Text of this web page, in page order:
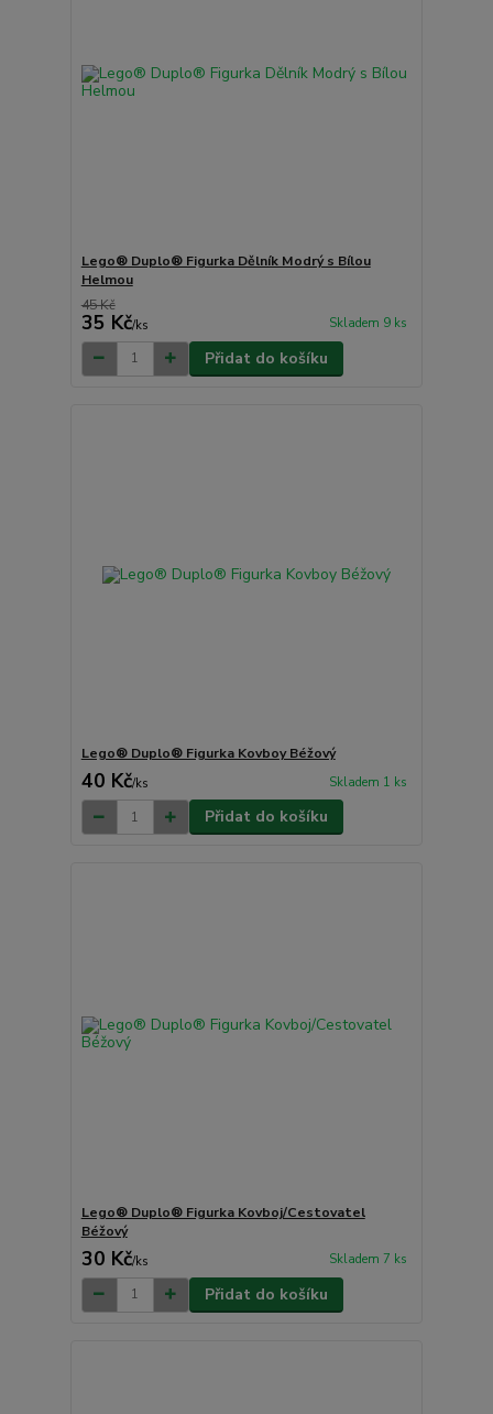
Lego® Duplo® Figurka Dělník Modrý s Bílou
Helmou
45 Kč
35 Kč/ks Skladem 9 ks
Přidat do košíku
Lego® Duplo® Figurka Kovboy Béžový
40 Kč/ks Skladem 1 ks
Přidat do košíku
Lego® Duplo® Figurka Kovboj/Cestovatel
Béžový
30 Kč/ks Skladem 7 ks
Přidat do košíku